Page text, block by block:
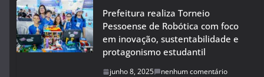
Prefeitura realiza Torneio
Pessoense de Robótica com foco
em inovação, sustentabilidade e
protagonismo estudantil
junho 8, 2025 nenhum comentário